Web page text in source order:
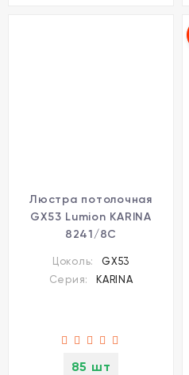
Люстра потолочная
GX53 Lumion KARINA
8241/8C
Цоколь:
GX53
Серия:
KARINA
85 шт